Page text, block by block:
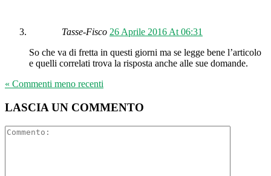
Tasse-Fisco 26 Aprile 2016 At 06:31
So che va di fretta in questi giorni ma se legge bene l’articolo
e quelli correlati trova la risposta anche alle sue domande.
« Commenti meno recenti
LASCIA UN COMMENTO